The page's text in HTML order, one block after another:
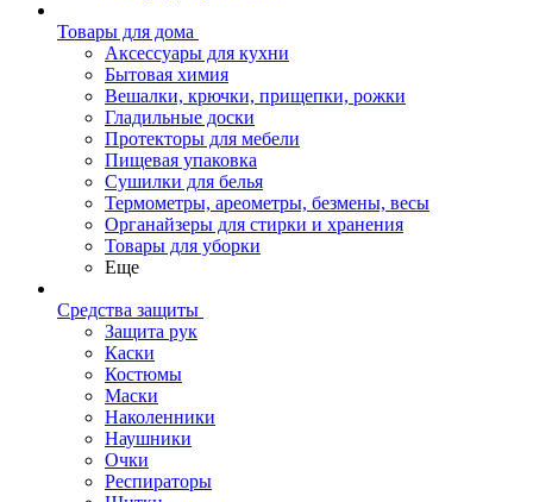
Товары для дома
Аксессуары для кухни
Бытовая химия
Вешалки, крючки, прищепки, рожки
Гладильные доски
Протекторы для мебели
Пищевая упаковка
Сушилки для белья
Термометры, ареометры, безмены, весы
Органайзеры для стирки и хранения
Товары для уборки
Еще
Средства защиты
Защита рук
Каски
Костюмы
Маски
Наколенники
Наушники
Очки
Респираторы